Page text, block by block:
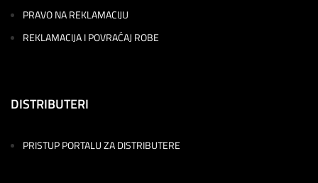
PRAVO NA REKLAMACIJU
REKLAMACIJA I POVRAĆAJ ROBE
DISTRIBUTERI
PRISTUP PORTALU ZA DISTRIBUTERE